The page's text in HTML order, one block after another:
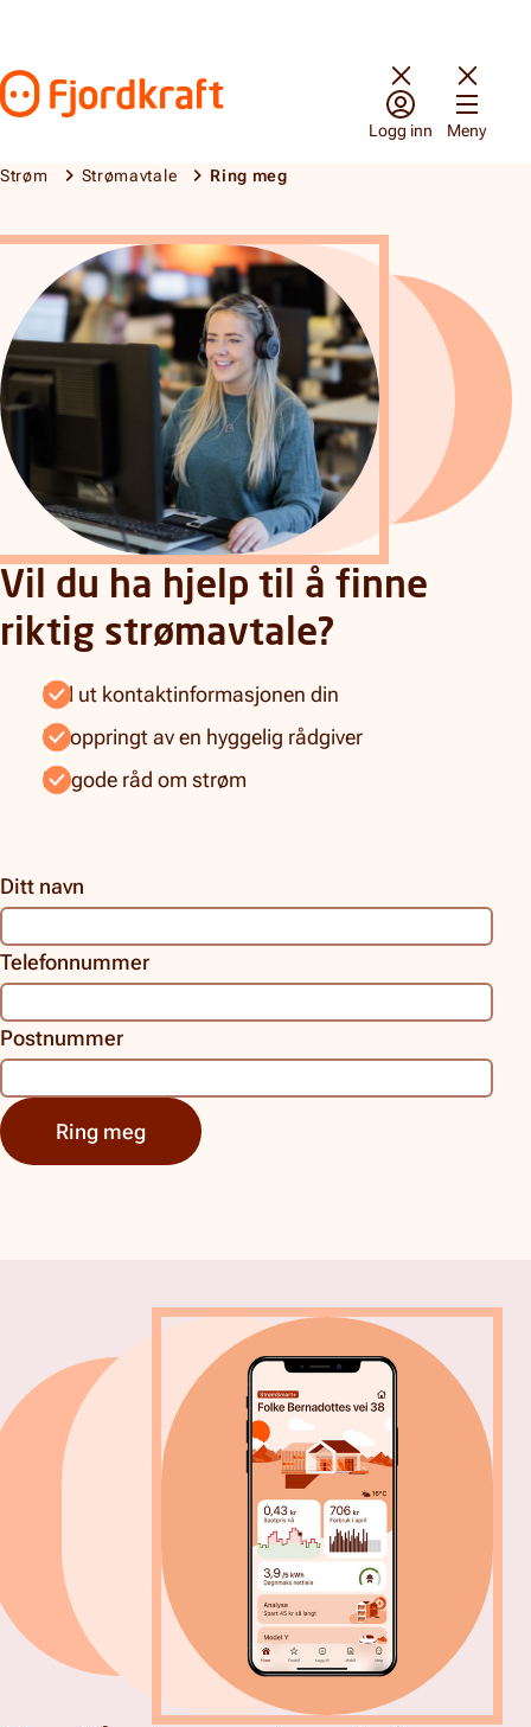
Gå til forsiden
Logg inn Meny
Strøm Strømavtale Ring meg
Vil du ha hjelp til å finne
riktig strømavtale?
Fyll ut kontaktinformasjonen din
Bli oppringt av en hyggelig rådgiver
Få gode råd om strøm
Ditt navn
Telefonnummer
Postnummer
Ring meg